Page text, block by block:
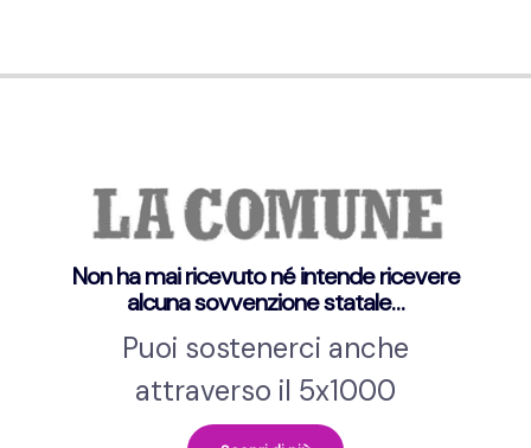
Non ha mai ricevuto né intende ricevere
alcuna sovvenzione statale…
Puoi sostenerci anche
attraverso il 5x1000